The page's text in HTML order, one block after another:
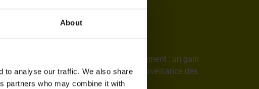
About
to analyse our traffic. We also share
partners who may combine it with
de serrage jusqu’à 5 fois plus rapidement : un gain
pour la simulation, mais aussi pour la surveillance des
les machines-outils.